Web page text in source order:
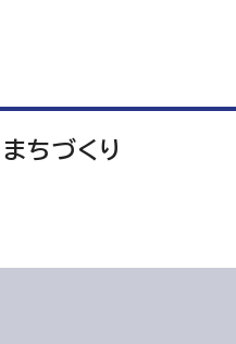
ちづくり